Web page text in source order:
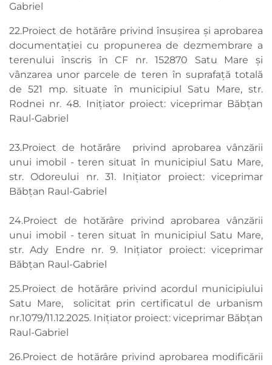
Gabriel
22.Proiect de hotărâre privind însușirea şi aprobarea
documentației cu propunerea de dezmembrare a
terenului înscris în CF nr. 152870 Satu Mare și
vânzarea unor parcele de teren în suprafață totală
de 521 mp. situate în municipiul Satu Mare, str.
Rodnei nr. 48. Inițiator proiect: viceprimar Băbțan
Raul-Gabriel
23.Proiect de hotărâre privind aprobarea vânzării
unui imobil - teren situat în municipiul Satu Mare,
str. Odoreului nr. 31. Inițiator proiect: viceprimar
Băbțan Raul-Gabriel
24.Proiect de hotărâre privind aprobarea vânzării
unui imobil - teren situat în municipiul Satu Mare,
str. Ady Endre nr. 9. Inițiator proiect: viceprimar
Băbțan Raul-Gabriel
25.Proiect de hotărâre privind acordul municipiului
Satu Mare, solicitat prin certificatul de urbanism
nr.1079/11.12.2025. Inițiator proiect: viceprimar Băbțan
Raul-Gabriel
26.Proiect de hotărâre privind aprobarea modificării